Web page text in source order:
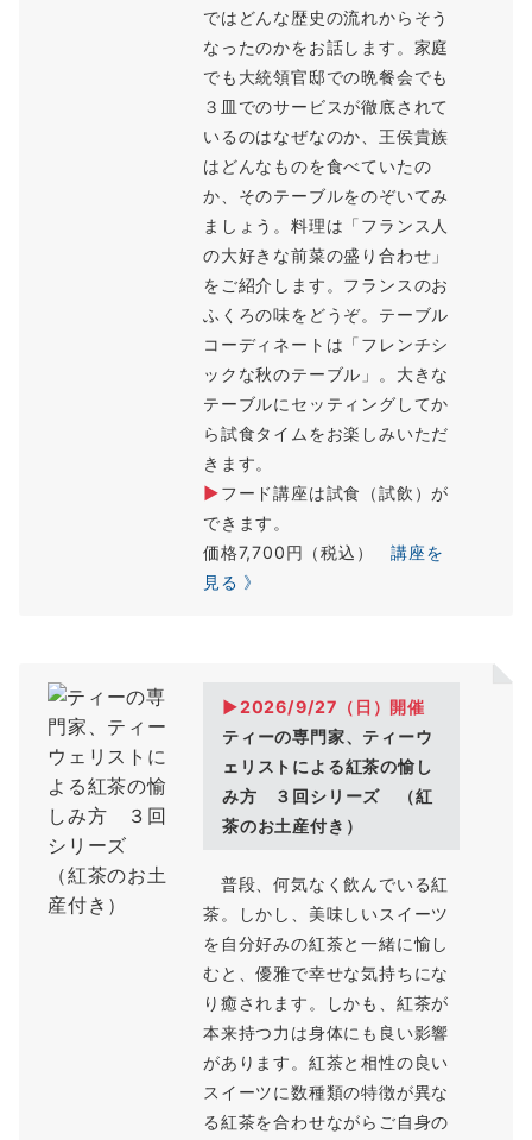
ではどんな歴史の流れからそう
なったのかをお話します。家庭
でも大統領官邸での晩餐会でも
３皿でのサービスが徹底されて
いるのはなぜなのか、王侯貴族
はどんなものを食べていたの
か、そのテーブルをのぞいてみ
ましょう。料理は「フランス人
の大好きな前菜の盛り合わせ」
をご紹介します。フランスのお
ふくろの味をどうぞ。テーブル
コーディネートは「フレンチシ
ックな秋のテーブル」。大きな
テーブルにセッティングしてか
ら試食タイムをお楽しみいただ
きます。
▶フード講座は試食（試飲）が
できます。
価格7,700円（税込）講座を
見る 》
▶2026/9/27（ 日 ）開催
ティーの専門家、ティーウ
ェリストによる紅茶の愉し
み方 ３回シリーズ （紅
茶のお土産付き）
普段、何気なく飲んでいる紅
茶。しかし、美味しいスイーツ
を自分好みの紅茶と一緒に愉し
むと、優雅で幸せな気持ちにな
り癒されます。しかも、紅茶が
本来持つ力は身体にも良い影響
があります。紅茶と相性の良い
スイーツに数種類の特徴が異な
る紅茶を合わせながらご自身の